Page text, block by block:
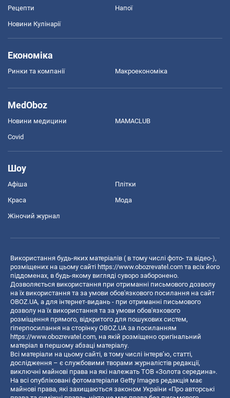
Рецепти Напої
Новини Кулінарії
Економіка
Ринки та компанії Макроекономіка
MedOboz
Новини медицини MAMACLUB
Covid
Шоу
Афіша Плітки
Краса Мода
Жіночий журнал
Використання будь-яких матеріалів ( в тому числі фото- та відео-),
розміщених на цьому сайті https://www.obozrevatel.com та всіх його
піддоменах, в будь-якому вигляді суворо заборонено.
Дозволяється використання при отриманні письмового дозволу
на їх використання та за умови обов'язкового посилання на сайт
OBOZ.UA, а для інтернет-видань - при отриманні письмового
дозволу на їх використання та за умови обов'язкового
розміщення прямого, відкритого для пошукових систем,
гіперпосилання на сторінку OBOZ.UA за посиланням
https://www.obozrevatel.com, на якій розміщено оригінальний
матеріал в першому абзаці матеріалу.
Всі матеріали на цьому сайті, в тому числі інтерв’ю, статті,
дослідження – є службовими творами журналістів редакції,
виключні майнові права на які належать ТОВ «Золота середина».
На всі опубліковані фотоматеріали Getty Images редакція має
майнові права, які захищаються законом України «Про авторські